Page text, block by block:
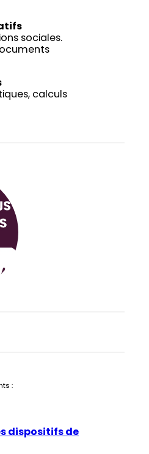
sociales.
calculs
:
dispositifs de